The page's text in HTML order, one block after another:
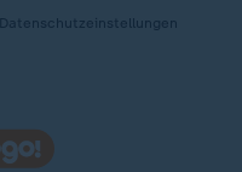
Datenschutzeinstellungen